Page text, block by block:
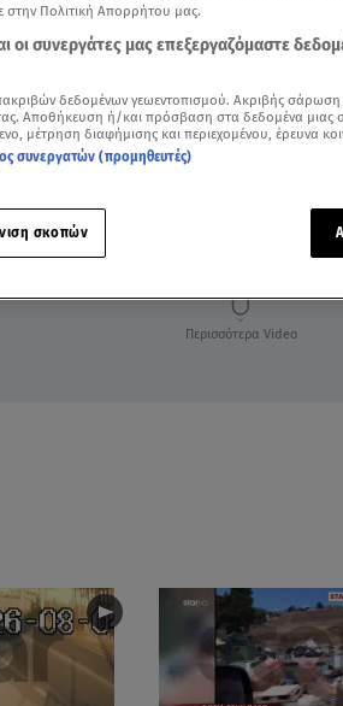
Περισσότερα Video
στην Πολιτική Απορρήτου μας.
οι συνεργάτες μας επεξεργαζόμαστε
δεδομένων γεωεντοπισμού. Ακριβής σάρωση
Αποθήκευση ή/και πρόσβαση στα δεδομένα μιας
μέτρηση διαφήμισης και περιεχομένου, έρευνα
συνεργατών (προμηθευτές)
σκοπών